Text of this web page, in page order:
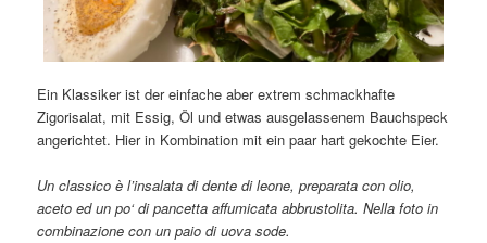
Ein Klassiker ist der einfache aber extrem schmackhafte
Zigorisalat, mit Essig, Öl und etwas ausgelassenem Bauchspeck
angerichtet. Hier in Kombination mit ein paar hart gekochte Eier.
Un classico è l’insalata di dente di leone, preparata con olio,
aceto ed un po‘ di pancetta affumicata abbrustolita. Nella foto in
combinazione con un paio di uova sode.